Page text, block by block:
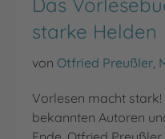
starke Helden
von Otfried Preußler
Vorlesen macht stark!
bekannten Autoren